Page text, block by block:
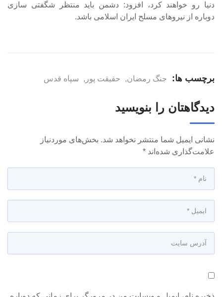
دنیا رو خواهند کرد، افزود: دشمن باید منتظر شگفتی سازی
دوباره از نیروهای مسلح ایران اسلامی باشد.
برچسب ها: جنگ رمضان, حقیقت پور , سپاه قدس
دیدگاهتان را بنویسید
نشانی ایمیل شما منتشر نخواهد شد. بخش‌های موردنیاز
علامت‌گذاری شده‌اند *